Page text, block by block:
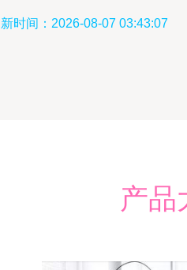
时间：2026-08-07 03:43:07
产品